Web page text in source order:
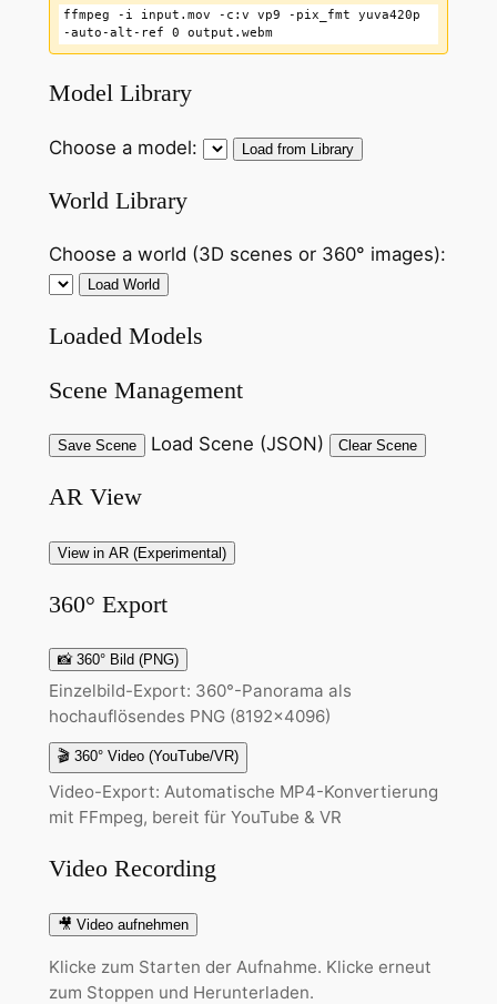
ffmpeg -i input.mov -c:v vp9 -pix_fmt yuva420p
-auto-alt-ref 0 output.webm
Model Library
Choose a model: Load from Library
World Library
Choose a world (3D scenes or 360° images):
Load World
Loaded Models
Scene Management
Save Scene Load Scene (JSON) Clear Scene
AR View
View in AR (Experimental)
360° Export
📸 360° Bild (PNG)
Einzelbild-Export: 360°-Panorama als
hochauflösendes PNG (8192×4096)
🎬 360° Video (YouTube/VR)
Video-Export: Automatische MP4-Konvertierung
mit FFmpeg, bereit für YouTube & VR
Video Recording
🎥 Video aufnehmen
Klicke zum Starten der Aufnahme. Klicke erneut
zum Stoppen und Herunterladen.